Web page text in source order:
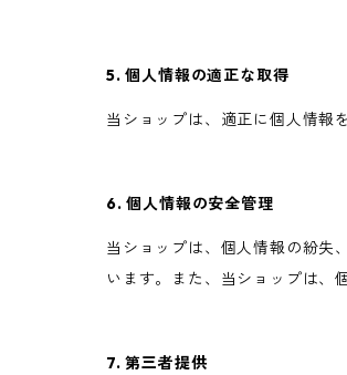
5. 個人情報の適正な取得
当ショップは、適正に個人情報
6. 個人情報の安全管理
当ショップは、個人情報の紛失
います。また、当ショップは、
7. 第三者提供